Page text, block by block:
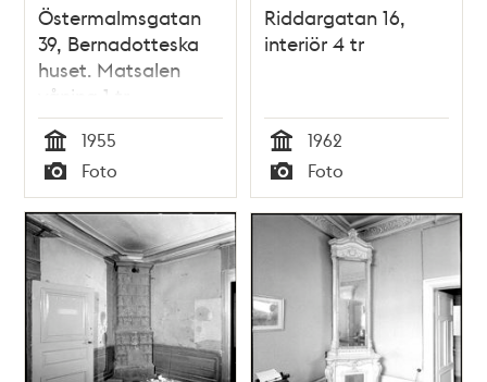
Östermalmsgatan
39, Bernadotteska
huset. Matsalen
våning 1 tr
Tid
1955
Typ
Foto
Riddargatan 16,
interiör 4 tr
Tid
1962
Typ
Foto